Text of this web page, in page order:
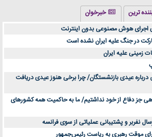
کار پر سود و رو‌ به‌ رشد در بازار ایران
شاید مشکل از این انتخاب باشد
اینجاست
زیبایی و افزایش مشتری کدام است؟
و فلت‌سام (فارسی)
دوم | نکات مهم قبل از تصمیم‌گیری
دوم در ماهان شبکه ایرانیان
در سعادت آباد برای پرونده‌های حساس و کلان
خرید، قیمت و فروش در ایران
ترین
خبرخوان
اجرای هوش مصنوعی بدون اینترنت
در جنگ علیه ایران نشده است
زمینی علیه ایران
درباره عیدی بازنشستگان/ چرا برخی هنوز عیدی دریافت
جز دفاع از خود نداشتیم/ ما به حاکمیت همه کشورهای
نفربر و پشتیبانی عملیاتی از سوی فرانسه
موقت رهبری به ریاست رئیس‌جمهور